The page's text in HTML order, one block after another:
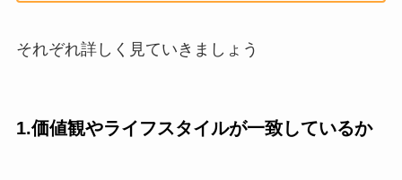
それぞれ詳しく見ていきましょう
1.価値観やライフスタイルが一致しているか